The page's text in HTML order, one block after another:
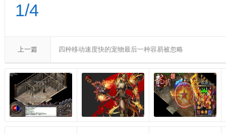
1/4
上一篇 四种移动速度快的宠物最后一种容易被忽略